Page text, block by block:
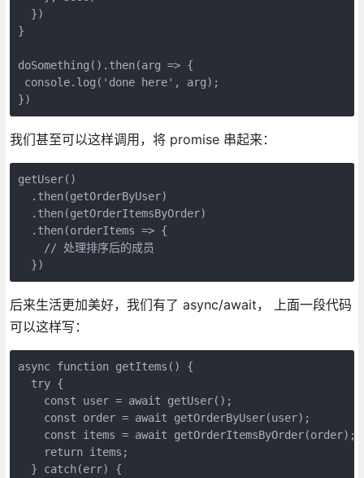
  })
}
doSomething().then(arg => {
console.log('done here', arg);
})
我们甚至可以这样调用，将 promise 串起来：
getUser()
  .then(getOrderByUser)
  .then(getOrderItemsByOrder)
  .then(orderItems => {
    // 处理排序后的成员
  })
后来生活更加美好，我们有了 async/await， 上面一段代码
可以这样写：
async function getItems() {
  try {
    const user = await getUser();
    const order = await getOrderByUser(user);
    const items = await getOrderItemsByOrder(order);
    return items;
  } catch(err) {